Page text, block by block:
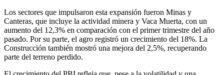
Los sectores que impulsaron esta expansión fueron Minas y
Canteras, que incluye la actividad minera y Vaca Muerta, con un
aumento del 12,3% en comparación con el primer trimestre del año
pasado. Por su parte, el agro registró un crecimiento del 18%. La
Construcción también mostró una mejora del 2,5%, recuperando
parte del terreno perdido.